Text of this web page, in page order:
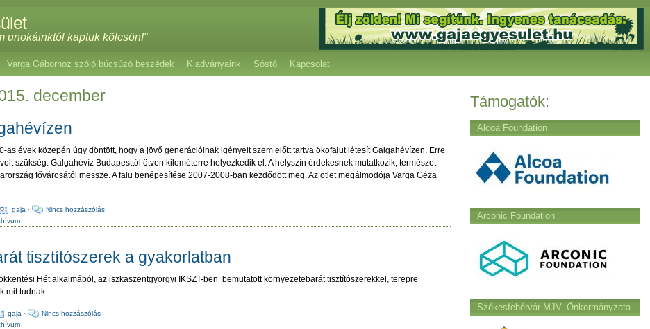
unokáinktól kaptuk kölcsön!"
Varga Gáborhoz szóló búcsúzó beszédek Kiadványaink Sóstó Kapcsolat
december
as évek közepén úgy döntött, hogy a jövő generációinak igényeit szem előtt tartva ökofalut létesít Galgahévízen. Erre
szükség. Galgahévíz Budapesttől ötven kilométerre helyezkedik el. A helyszín érdekesnek mutatkozik, természet
fővárosától messze. A falu benépesítése 2007-2008-ban kezdődött meg. Az ötlet megálmodója Varga Géza
gaja ·
Nincs hozzászólás
tisztítószerek a gyakorlatban
Hét alkalmából, az iszkaszentgyörgyi IKSZT-ben bemutatott környezetebarát tisztítószerekkel, terepre
mit tudnak.
gaja ·
Nincs hozzászólás
Támogatók:
Alcoa Foundation
Arconic Foundation
Székesfehérvár MJV. Önkormányzata